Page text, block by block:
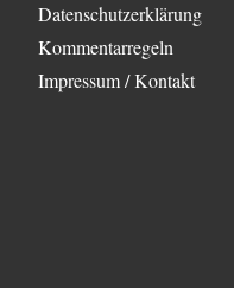
emilvor 6 Stunden
Absurde Debatte
Marokko vertieft
China sagt jetzt
Datenschutzerklärung
Kommentarregeln
Impressum / Kontakt